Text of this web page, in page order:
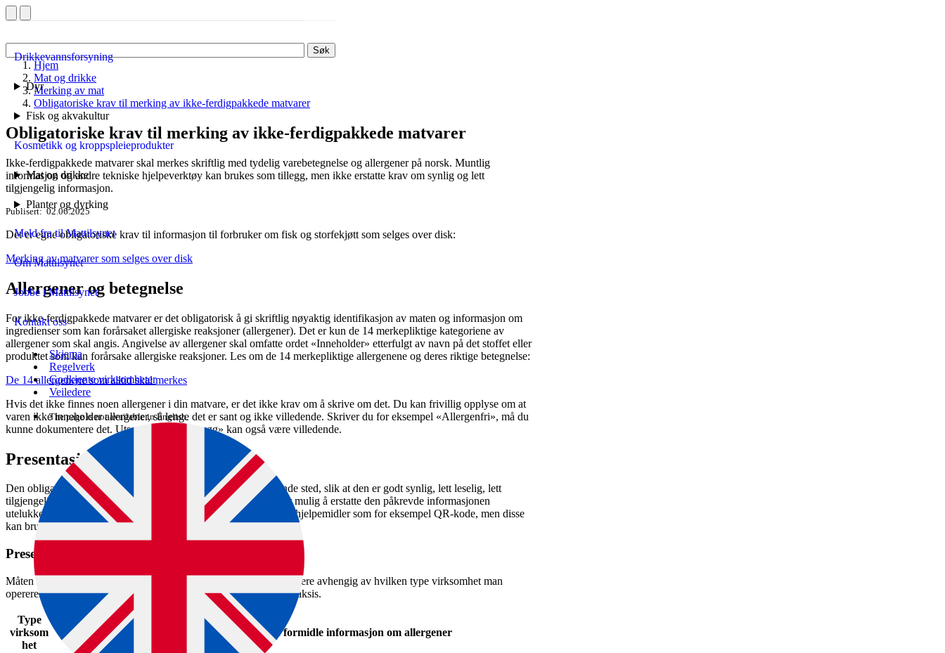
Søk
Drikkevannsforsyning
Dyr
Fisk og akvakultur
Kosmetikk og kroppspleieprodukter
Mat og drikke
Planter og dyrking
Meld fra til Mattilsynet
Om Mattilsynet
Jobbe i Mattilsynet
Kontakt oss
Skjema
Regelverk
Godkjente virksomheter
Veiledere
The page is not available in English.
Hjem
Mat og drikke
Merking av mat
Obligatoriske krav til merking av ikke-ferdigpakkede matvarer
Obligatoriske krav til merking av ikke-ferdigpakkede matvarer
Ikke-ferdigpakkede matvarer skal merkes skriftlig med tydelig varebetegnelse og allergener på norsk. Muntlig
informasjon og andre tekniske hjelpeverktøy kan brukes som tillegg, men ikke erstatte krav om synlig og lett
tilgjengelig informasjon.
Publisert 02.06.2025
Det er egne obligatoriske krav til informasjon til forbruker om fisk og storfekjøtt som selges over disk:
Merking av matvarer som selges over disk
Allergener og betegnelse
For ikke-ferdigpakkede matvarer er det obligatorisk å gi skriftlig nøyaktig identifikasjon av maten og informasjon om
ingredienser som kan forårsaket allergiske reaksjoner (allergener). Det er kun de 14 merkepliktige kategoriene av
allergener som skal angis. Angivelse av allergener skal omfatte ordet «Inneholder» etterfulgt av navn på det stoffet eller
produktet som kan forårsake allergiske reaksjoner. Les om de 14 merkepliktige allergenene og deres riktige betegnelse:
De 14 allergenene som alltid skal merkes
Hvis det ikke finnes noen allergener i din matvare, er det ikke krav om å skrive om det. Du kan frivillig opplyse om at
varen ikke inneholder allergener, så lenge det er sant og ikke villedende. Skriver du for eksempel «Allergenfri», må du
kunne dokumentere det. Utsagnet «100 % trygg» kan også være villedende.
Presentasjon av opplysninger
Den obligatoriske informasjonen kan plasseres på et iøynefallende sted, slik at den er godt synlig, lett leselig, lett
tilgjengelig og eventuelt ikke kan fjernes. Det betyr at det ikke er mulig å erstatte den påkrevde informasjonen
utelukkende med muntlig informasjon fra personell eller tekniske hjelpemidler som for eksempel QR-kode, men disse
kan brukes som tillegg.
Presentasjonen kan tilpasses virksomheten
Måten skriftlige opplysninger formidles til forbrukeren på, kan variere avhengig av hvilken type virksomhet man
opererer i. Her er noen eksempler på hvordan dette kan gjøres i praksis.
Type
virksom
het
Eksempler på hvordan du kan formidle informasjon om allergener